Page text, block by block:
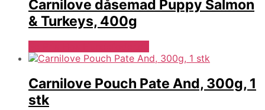
Carnilove dåsemad Puppy Salmon
& Turkeys, 400g
Carnilove Pouch Pate And, 300g, 1
stk